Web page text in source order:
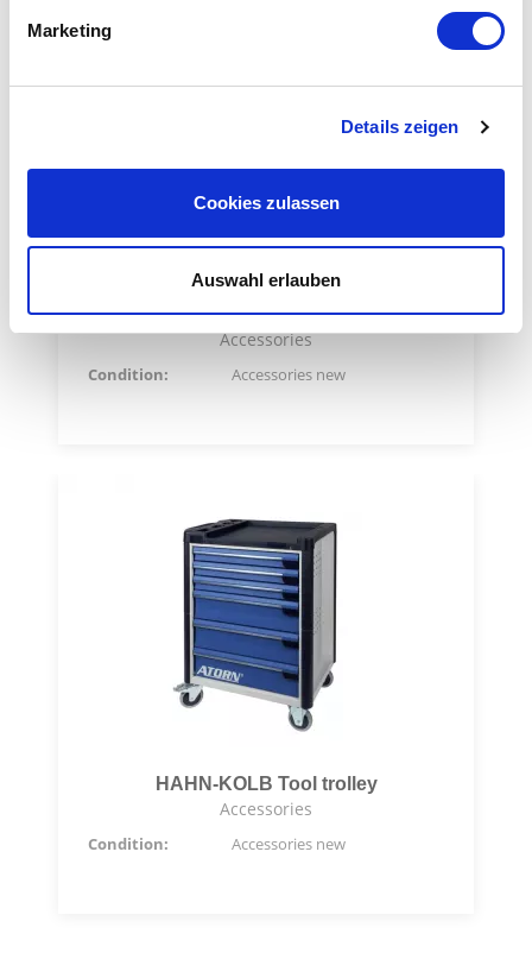
Marketing
Details zeigen
Cookies zulassen
Auswahl erlauben
HAHN-KOLB Absorber cabinet
Accessories
Condition: Accessories new
HAHN-KOLB Tool trolley
Accessories
Condition: Accessories new